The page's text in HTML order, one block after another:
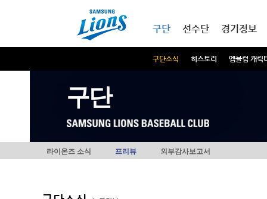
구단
구단소식 히스토리 엠블럼 캐릭
선수단 경기정보
구단
라이온즈 소식 프리뷰 외부감사보고서